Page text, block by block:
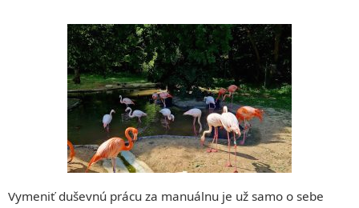
Vymeniť duševnú prácu za manuálnu je už samo o sebe